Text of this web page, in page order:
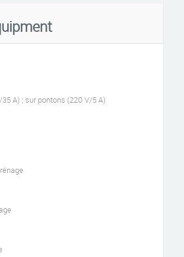
A) ; sur pontons (220 V/5 A)